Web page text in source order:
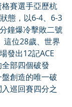
賽選手亞歷杭
態，以6-4、6-3
鐘爆冷擊敗二號
這位28歲、世界
發出12記ACE
部四個破發
創造的唯一破
巡回賽四分之